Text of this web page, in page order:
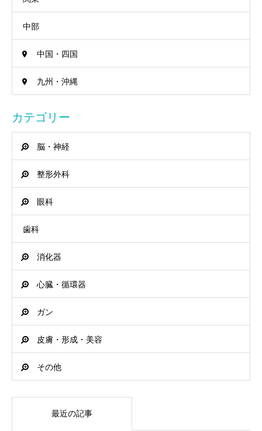
中部
中国・四国
九州・沖縄
カテゴリー
脳・神経
整形外科
眼科
歯科
消化器
心臓・循環器
ガン
皮膚・形成・美容
その他
最近の記事